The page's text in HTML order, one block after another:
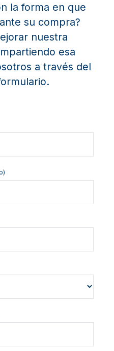
la forma en que
su compra?
nuestra
esa
a través del